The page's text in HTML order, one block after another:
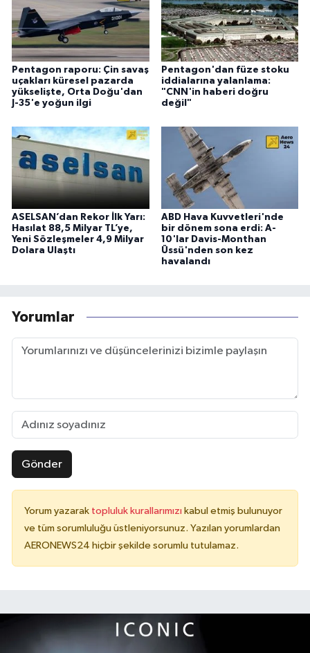
Pentagon raporu: Çin savaş
uçakları küresel pazarda
yükselişte, Orta Doğu'dan
J-35'e yoğun ilgi
Pentagon'dan füze stoku
iddialarına yalanlama:
"CNN'in haberi doğru
değil"
ASELSAN’dan Rekor İlk Yarı:
Hasılat 88,5 Milyar TL’ye,
Yeni Sözleşmeler 4,9 Milyar
Dolara Ulaştı
ABD Hava Kuvvetleri'nde
bir dönem sona erdi: A-
10'lar Davis-Monthan
Üssü'nden son kez
havalandı
Yorumlar
Gönder
Yorum yazarak topluluk kurallarımızı kabul etmiş bulunuyor
ve tüm sorumluluğu üstleniyorsunuz. Yazılan yorumlardan
AERONEWS24 hiçbir şekilde sorumlu tutulamaz.